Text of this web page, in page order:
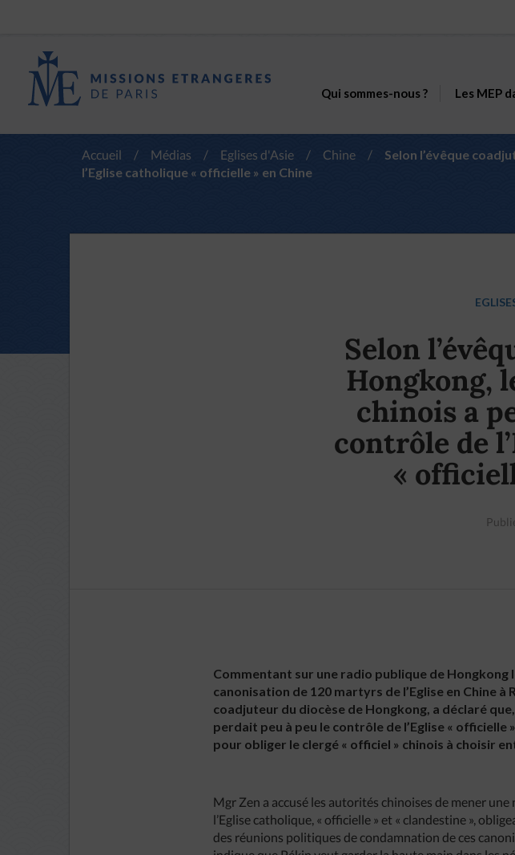
Qui sommes-nous ? Les MEP
Accueil / Médias / Eglises d'Asie / Chine /
Selon l’évêque
l’Eglise catholique « officielle » en Chine
Selon
Hongkong,
chinois a
contrôle de
«
Commentant sur une radio publique de
canonisation de 120 martyrs de l’Eglise en Chine
coadjuteur du diocèse de Hongkong, a déclaré
perdait peu à peu le contrôle de l’Eglise «
pour obliger le clergé « officiel » chinois à choisir
Mgr Zen a accusé les autorités chinoises de mener
l’Eglise catholique, « officielle » et « clandestine »,
des réunions politiques de condamnation de ces